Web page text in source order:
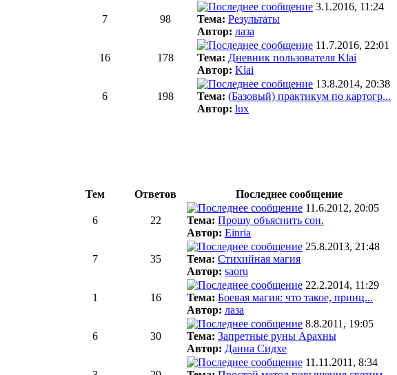
7 98
3.1.2016, 11:24
Тема: Результаты
Автор: лаза
16 178
11.7.2016, 22:01
Тема: Дневник пользователя Klai
Автор: Klai
6 198
13.8.2014, 20:38
Тема: (Базовый) практикум по картогр...
Автор: lux
Тем Ответов Последнее сообщение
6 22
11.6.2012, 20:05
Тема: Прошу объяснить сон.
Автор: Einria
7 35
25.8.2013, 21:48
Тема: Стихийная магия
Автор: saoru
1 16
22.2.2014, 11:29
Тема: Боевая магия: что такое, принц...
Автор: лаза
6 30
8.8.2011, 19:05
Тема: Запретные руны Арахны
Автор: Данна Сидхе
11.11.2011, 8:34